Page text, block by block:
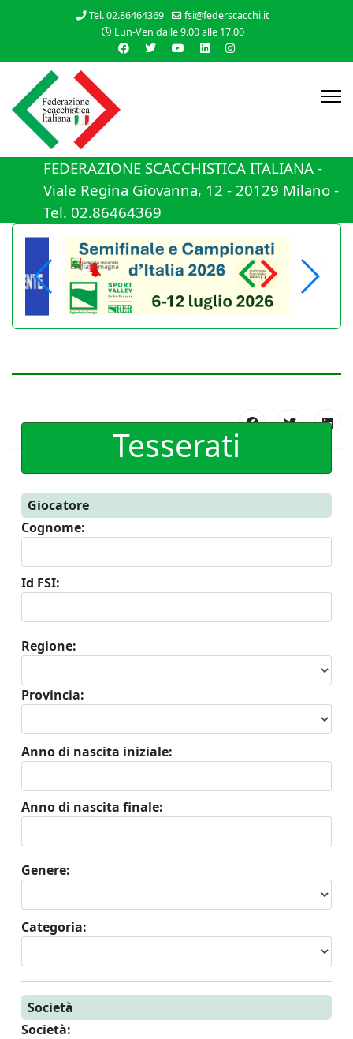
Tel. 02.86464369
fsi@federscacchi.it
Lun-Ven dalle 9.00 alle 17.00
FEDERAZIONE SCACCHISTICA ITALIANA -
Viale Regina Giovanna, 12 - 20129 Milano -
Tel. 02.86464369
Tesserati
Giocatore
Cognome:
Id FSI:
Regione:
Provincia:
Anno di nascita iniziale:
Anno di nascita finale:
Genere:
Categoria:
Società
Società: